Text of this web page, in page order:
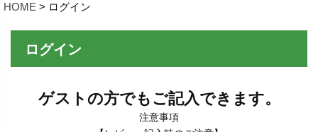
HOME ログイン
ログイン
ゲストの方でもご記入できます。
注意事項